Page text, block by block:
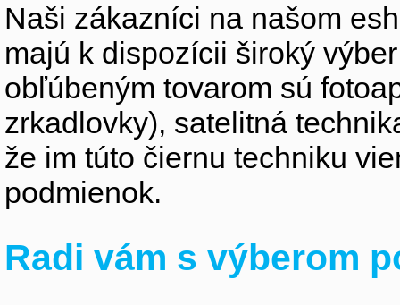
Naši zákazníci na našom
majú k dispozícii široký
obľúbeným tovarom sú
zrkadlovky), satelitná
že im túto čiernu techniku
podmienok.
Radi vám s výberom